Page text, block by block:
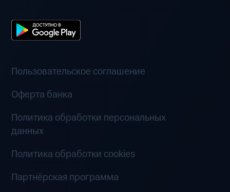
Пользовательское соглашение
Оферта банка
Политика обработки персональных
данных
Политика обработки cookies
Партнёрская программа